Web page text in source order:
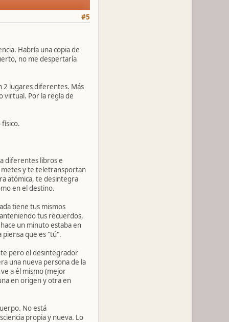
#5
Habría una copia de
no me despertaría
2 lugares diferentes. Más
virtual. Por la regla de
diferentes libros e
metes y te teletransportan
atómica, te desintegra
en el destino.
tiene tus mismos
tus recuerdos,
un minuto estaba en
piensa que es "tú".
pero el desintegrador
una nueva persona de la
a él mismo (mejor
en origen y otra en
No está
propia y nueva. Lo